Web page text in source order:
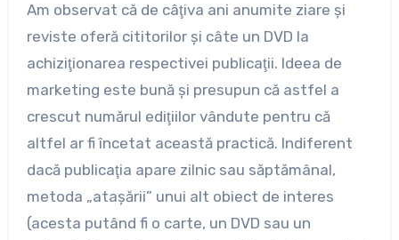
Am observat că de câţiva ani anumite ziare şi
reviste oferă cititorilor şi câte un DVD la
achiziţionarea respectivei publicaţii. Ideea de
marketing este bună şi presupun că astfel a
crescut numărul ediţiilor vândute pentru că
altfel ar fi încetat această practică. Indiferent
dacă publicaţia apare zilnic sau săptămânal,
metoda „ataşării” unui alt obiect de interes
(acesta putând fi o carte, un DVD sau un